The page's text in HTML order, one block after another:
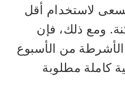
لاستخدام أقل
ومع ذلك، فإن
من الأسبوع
كاملة مطلوبة